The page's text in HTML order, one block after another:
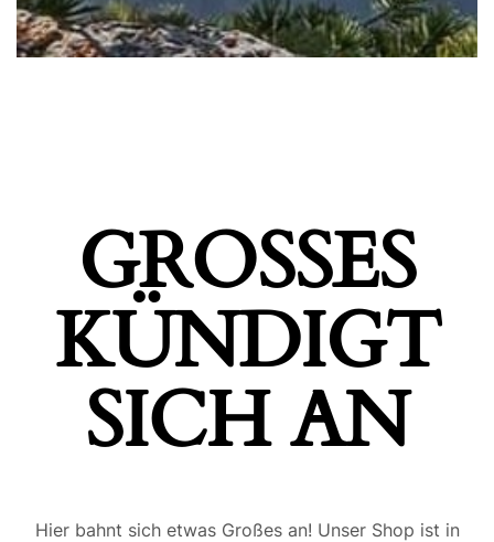
GROSSES K
ÜNDIGT S
ICH AN
Hier bahnt sich etwas Großes an! Unser Shop ist in